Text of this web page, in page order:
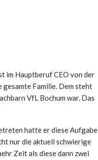
im Hauptberuf CEO von der
gesamte Familie. Dem steht
VfL Bochum war. Das
hatte er diese Aufgabe
nur die aktuell schwierige
Zeit als diese dann zwei